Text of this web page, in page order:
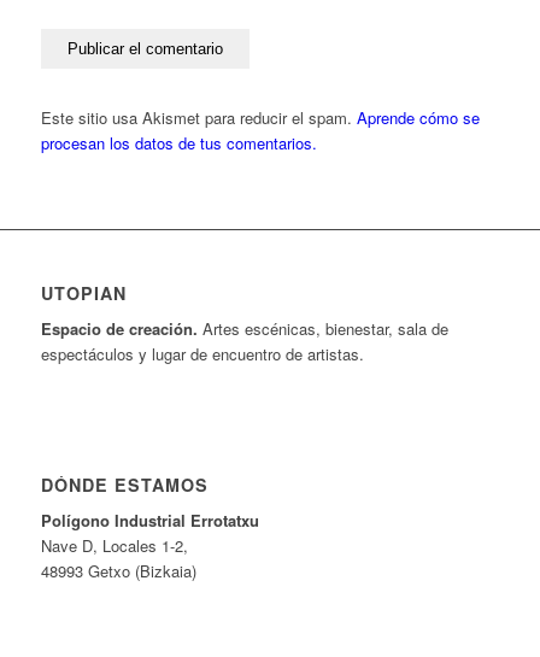
Este sitio usa Akismet para reducir el spam. Aprende cómo se
procesan los datos de tus comentarios.
UTOPIAN
Espacio de creación. Artes escénicas, bienestar, sala de
espectáculos y lugar de encuentro de artistas.
DÓNDE ESTAMOS
Polígono Industrial Errotatxu
Nave D, Locales 1-2,
48993 Getxo (Bizkaia)